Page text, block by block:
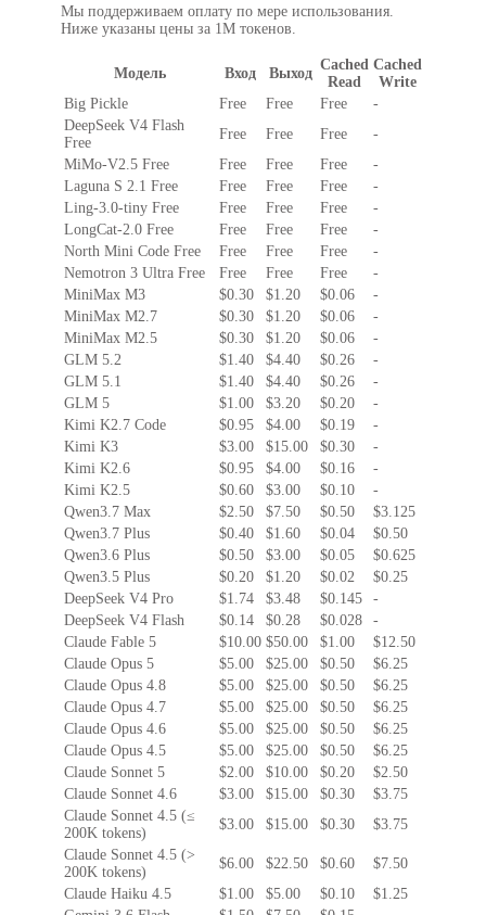
Мы поддерживаем оплату по мере использования.
Ниже указаны цены за 1M токенов
Модель Вход Выход
Cached
Read
Cached
Write
Big Pickle
Free Free Free
-
DeepSeek V4 Flash
Free
Free Free Free
-
MiMo-V2.5 Free
Free Free Free
-
Laguna S 2.1 Free
Free Free Free
-
Ling-3.0-tiny Free
Free Free Free
-
LongCat-2.0 Free
Free Free Free
-
North Mini Code Free
Free Free Free
-
Nemotron 3 Ultra Free
Free Free Free
-
MiniMax M3
$0.30 $1.20 $0.06
-
MiniMax M2.7
$0.30 $1.20 $0.06
-
MiniMax M2.5
$0.30 $1.20 $0.06
-
GLM 5.2
$1.40 $4.40 $0.26
-
GLM 5.1
$1.40 $4.40 $0.26
-
GLM 5
$1.00 $3.20 $0.20
-
Kimi K2.7 Code
$0.95 $4.00 $0.19
-
Kimi K3
$3.00 $15.00 $0.30
-
Kimi K2.6
$0.95 $4.00 $0.16
-
Kimi K2.5
$0.60 $3.00 $0.10
-
Qwen3.7 Max
$2.50 $7.50 $0.50
$3.125
Qwen3.7 Plus
$0.40 $1.60 $0.04
$0.50
Qwen3.6 Plus
$0.50 $3.00 $0.05
$0.625
Qwen3.5 Plus
$0.20 $1.20 $0.02
$0.25
DeepSeek V4 Pro
$1.74 $3.48 $0.145
-
DeepSeek V4 Flash
$0.14 $0.28 $0.028
-
Claude Fable 5
$10.00 $50.00 $1.00
$12.50
Claude Opus 5
$5.00 $25.00 $0.50
$6.25
Claude Opus 4.8
$5.00 $25.00 $0.50
$6.25
Claude Opus 4.7
$5.00 $25.00 $0.50
$6.25
Claude Opus 4.6
$5.00 $25.00 $0.50
$6.25
Claude Opus 4.5
$5.00 $25.00 $0.50
$6.25
Claude Sonnet 5
$2.00 $10.00 $0.20
$2.50
Claude Sonnet 4.6
$3.00 $15.00 $0.30
$3.75
Claude Sonnet 4.5 (≤
200K tokens)
$3.00 $15.00 $0.30
$3.75
Claude Sonnet 4.5 (>
200K tokens)
$6.00 $22.50 $0.60
$7.50
Claude Haiku 4.5
$1.00 $5.00 $0.10
$1.25